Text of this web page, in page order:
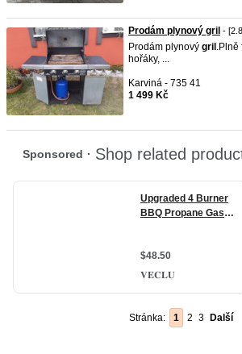
Prodám plynový gril -
Prodám plynový gril .Plně
hořáky, ...
Karviná - 735 41
1 499 Kč
Stránka: 1 2 3 Další